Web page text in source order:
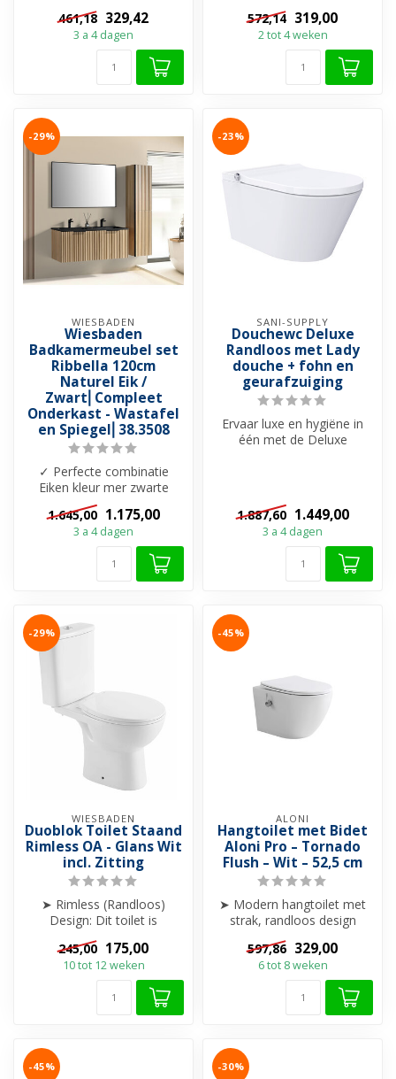
461,18 329,42
3 a 4 dagen
➤ Boostfunctie
➤ Open-raamdet...
572,14 319,00
2 tot 4 weken
-29%
WIESBADEN
Wiesbaden
Badkamermeubel set
Ribbella 120cm
Naturel Eik /
Zwart⎢Compleet
Onderkast - Wastafel
en Spiegel⎢38.3508
✓ Perfecte combinatie
Eiken kleur mer zwarte
accenten ✓ Onderkast met
2 lades ✓ ...
1.645,00 1.175,00
3 a 4 dagen
-23%
SANI-SUPPLY
Douchewc Deluxe
Randloos met Lady
douche + fohn en
geurafzuiging
Ervaar luxe en hygiëne in
één met de Deluxe
1.887,60 1.449,00
3 a 4 dagen
-29%
WIESBADEN
Duoblok Toilet Staand
Rimless OA - Glans Wit
incl. Zitting
➤ Rimless (Randloos)
Design: Dit toilet is
uitgevoerd zonder
spoelrand.
➤ OA- O...
245,00 175,00
10 tot 12 weken
-45%
ALONI
Hangtoilet met Bidet
Aloni Pro – Tornado
Flush – Wit – 52,5 cm
➤ Modern hangtoilet met
strak, randloos design
➤ Krachtige Tornado Flush
spoelt...
597,86 329,00
6 tot 8 weken
-45% -30%